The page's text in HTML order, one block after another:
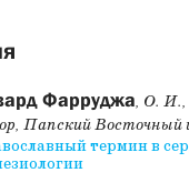
Фарруджа, О. И.,
Папский
термин в